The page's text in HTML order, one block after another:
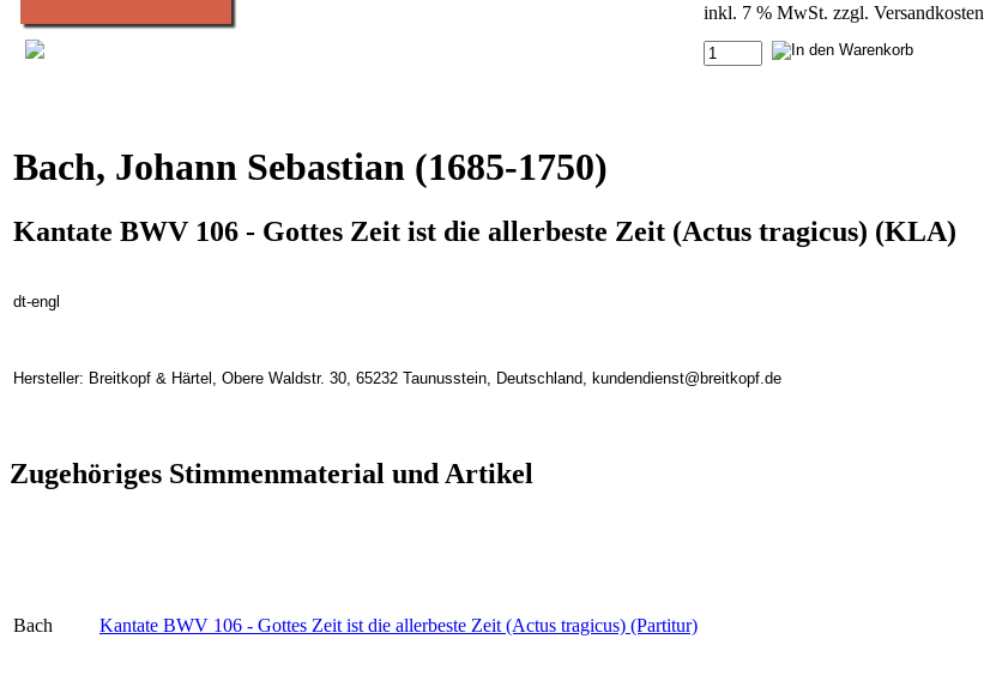
inkl. 7 % MwSt. zzgl. Versandkosten
Bach, Johann Sebastian (1685-1750)
Kantate BWV 106 - Gottes Zeit ist die allerbeste Zeit (Actus tragicus) (KLA)
dt-engl
Hersteller: Breitkopf & Härtel, Obere Waldstr. 30, 65232 Taunusstein, Deutschland, kundendienst@breitkopf.de
Zugehöriges Stimmenmaterial und Artikel
Bach Kantate BWV 106 - Gottes Zeit ist die allerbeste Zeit (Actus tragicus) (Partitur)